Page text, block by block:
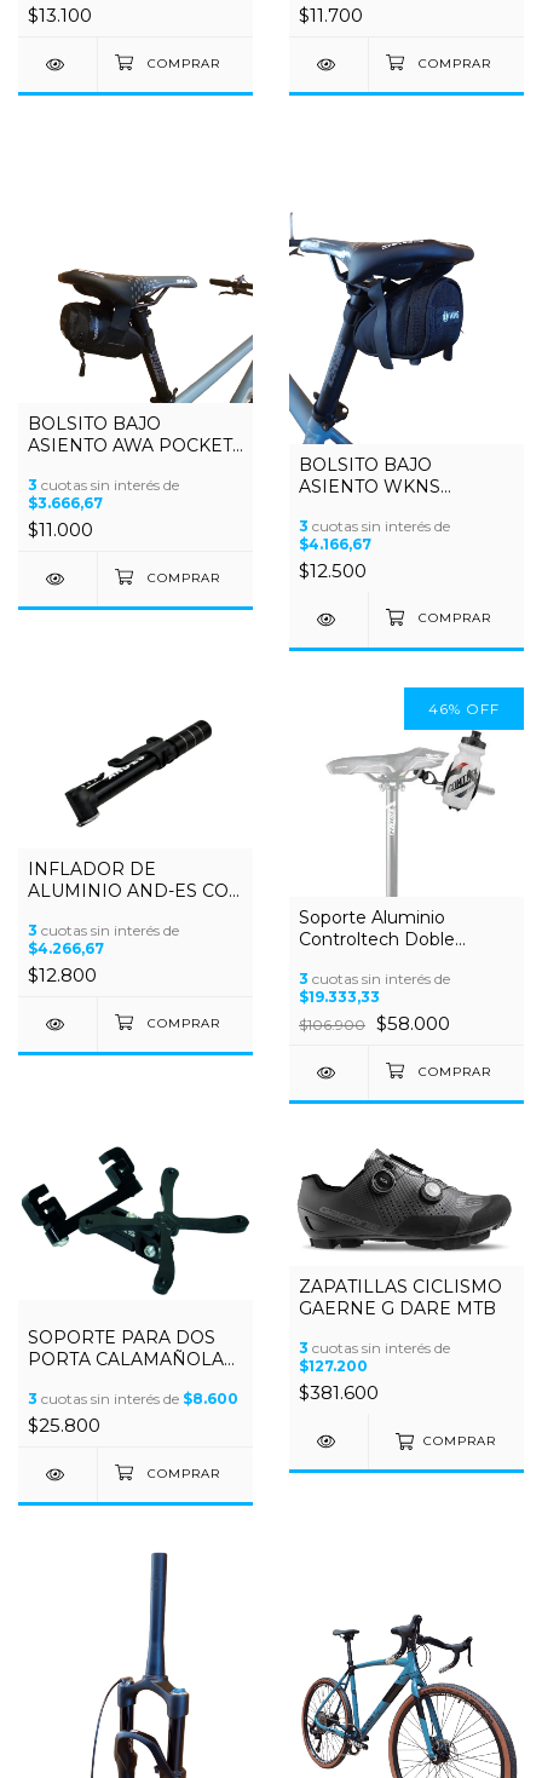
$13.100 $11.700
BOLSITO BAJO
ASIENTO AWA POCKET
3 cuotas sin interés de
$3.666,67
$11.000
BOLSITO BAJO
ASIENTO WKNS
3 cuotas sin interés de
$4.166,67
$12.500
INFLADOR DE
ALUMINIO AND-ES CON
CIERRE SOLO APTO
VALVULA AUTO
3 cuotas sin interés de
$4.266,67
$12.800
46% OFF
Soporte Aluminio
Controltech Doble
del Asiento
3 cuotas sin interés de
$19.333,33
$106.900 $58.000
SOPORTE PARA DOS
PORTA CALAMAÑOLAS
3 cuotas sin interés de $8.600
$25.800
ZAPATILLAS CICLISMO
GAERNE G DARE MTB
3 cuotas sin interés de
$127.200
$381.600
COMPRAR